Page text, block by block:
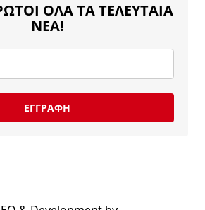
ΟΛΑ ΤΑ ΤΕΛΕΥΤΑΙΑ
ΝΕΑ!
ΕΓΓΡΑΦΗ